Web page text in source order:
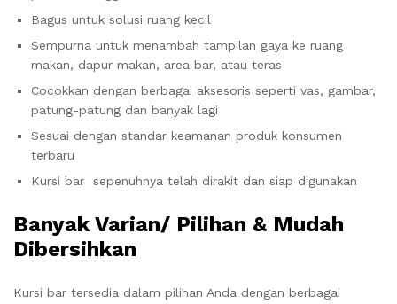
Bagus untuk solusi ruang kecil
Sempurna untuk menambah tampilan gaya ke ruang
makan, dapur makan, area bar, atau teras
Cocokkan dengan berbagai aksesoris seperti vas, gambar,
patung-patung dan banyak lagi
Sesuai dengan standar keamanan produk konsumen
terbaru
Kursi bar sepenuhnya telah dirakit dan siap digunakan
Banyak Varian/ Pilihan & Mudah
Dibersihkan
Kursi bar tersedia dalam pilihan Anda dengan berbagai